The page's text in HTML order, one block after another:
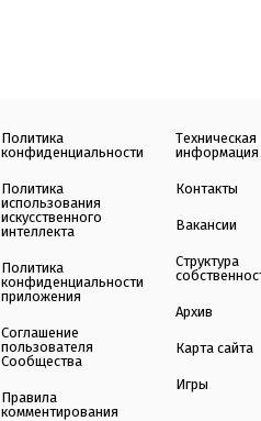
Политика
конфиденциальности
Политика
использования
искусственного
интеллекта
Политика
конфиденциальности
приложения
Соглашение
пользователя
Сообщества
Правила
комментирования
Техническая
информация
Контакты
Вакансии
Структура
Архив
Карта сайта
Игры